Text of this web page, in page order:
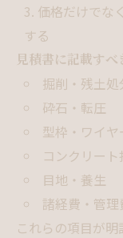
価格だけでな
する
見積書に記載す
掘削・残土処
砕石・転圧
型枠・ワイヤ
コンクリー
目地・養生
諸経費・管理
これらの項目が